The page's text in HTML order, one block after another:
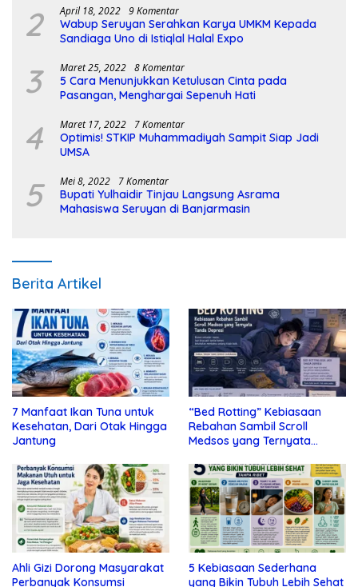
2 April 18, 2022 9 Komentar
Wabup Seruyan Serahkan Karya UMKM Kepada
Sandiaga Uno di Istiqlal Halal Expo
3 Maret 25, 2022 8 Komentar
5 Cara Menunjukkan Ketulusan Cinta pada
Pasangan, Menghargai Sepenuh Hati
4 Maret 17, 2022 7 Komentar
Optimis! STKIP Muhammadiyah Sampit Siap Jadi
UMSA
5 Mei 8, 2022 7 Komentar
Bupati Yulhaidir Tinjau Langsung Asrama
Mahasiswa Seruyan di Banjarmasin
Berita Artikel
7 Manfaat Ikan Tuna untuk
Kesehatan, Dari Otak Hingga
Jantung
“Bed Rotting” Kebiasaan
Rebahan Sambil Scroll
Medsos yang Ternyata
Ahli Gizi Dorong Masyarakat
Perbanyak Konsumsi
5 Kebiasaan Sederhana
yang Bikin Tubuh Lebih Sehat